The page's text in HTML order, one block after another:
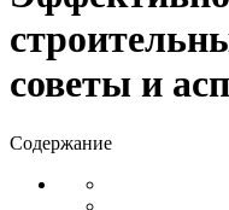
советы и
Содержание